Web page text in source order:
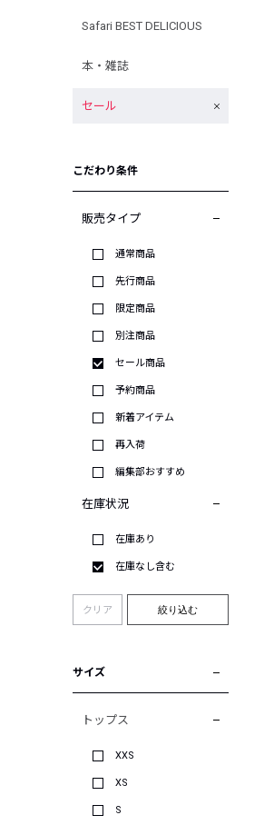
Safari BEST DELICIOUS
本・雑誌
セール
こだわり条件
販売タイプ
通常商品
先行商品
限定商品
別注商品
セール商品
予約商品
新着アイテム
再入荷
編集部おすすめ
在庫状況
在庫あり
在庫なし含む
クリア 絞り込む
サイズ
トップス
XXS
XS
S